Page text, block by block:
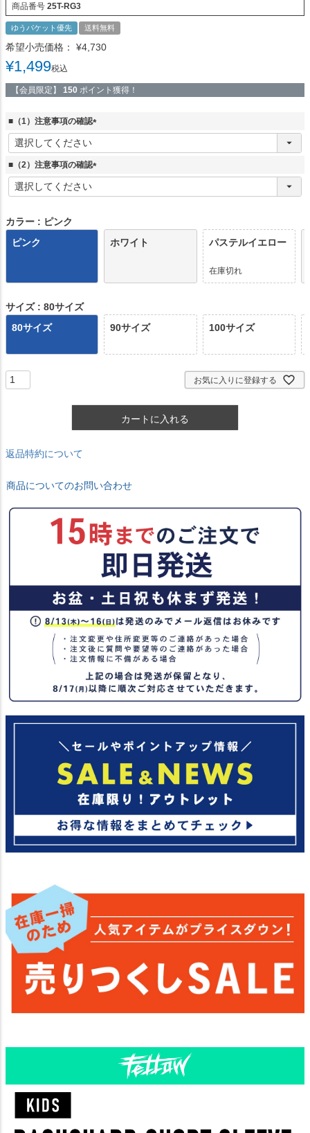
商品番号 25T-RG3
ゆうパケット優先 送料無料
希望小売価格： ¥4,730
¥1,499税込
【会員限定】 150 ポイント獲得！
■（1）注意事項の確認
(
須
■（2）注意事項の確認
(
カラー
ピンク
ピンク
ホワイト パステルイエロー
在庫切れ
サイズ
80サイズ
80サイズ
90サイズ 100サイズ
お気に入りに登録する
カートに入れる
返品特約について
商品についてのお問い合わせ